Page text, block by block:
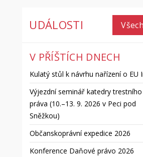
UDÁLOSTI
V PŘÍŠTÍCH DNECH
Kulatý stůl k návrhu nařízení o EU
Výjezdní seminář katedry trestního
práva (10.–13. 9. 2026 v Peci pod
Sněžkou)
Občanskoprávní expedice 2026
Konference Daňové právo 2026